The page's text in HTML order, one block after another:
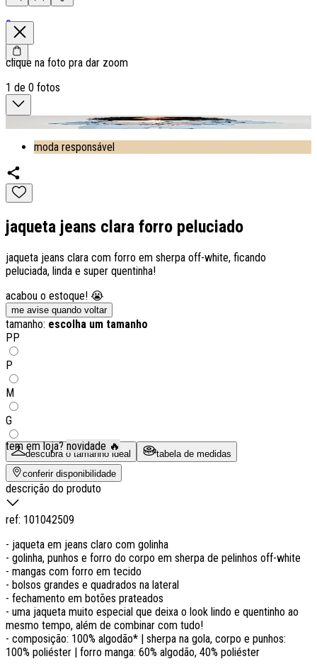
0
clique na foto pra dar zoom
1 de 0 fotos
moda responsável
jaqueta jeans clara forro peluciado
jaqueta jeans clara com forro em sherpa off-white, ficando
peluciada, linda e super quentinha!
acabou o estoque! 😭
me avise quando voltar
tamanho: escolha um tamanho
PP
P
M
G
descubra o tamanho ideal tabela de medidas
tem em loja? novidade 🔥
conferir disponibilidade
descrição do produto
ref: 101042509
- jaqueta em jeans claro com golinha
- golinha, punhos e forro do corpo em sherpa de pelinhos off-white
- mangas com forro em tecido
- bolsos grandes e quadrados na lateral
- fechamento em botões prateados
- uma jaqueta muito especial que deixa o look lindo e quentinho ao
mesmo tempo, além de combinar com tudo!
- composição: 100% algodão* | sherpa na gola, corpo e punhos:
100% poliéster | forro manga: 60% algodão, 40% poliéster